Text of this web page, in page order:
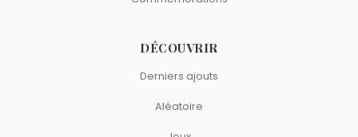
DÉCOUVRIR
Derniers ajouts
Aléatoire